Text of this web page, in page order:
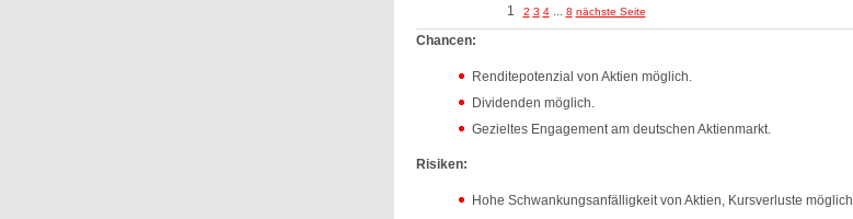
1 2 3 4... 8 nächste Seite
Chancen:
Renditepotenzial von Aktien möglich.
Dividenden möglich.
Gezieltes Engagement am deutschen Aktienmarkt.
Risiken:
Hohe Schwankungsanfälligkeit von Aktien, Kursverluste möglich